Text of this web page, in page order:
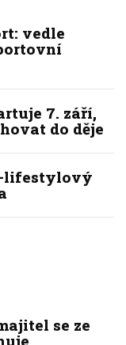
vedle
7. září,
do děje
lifestylový
se ze